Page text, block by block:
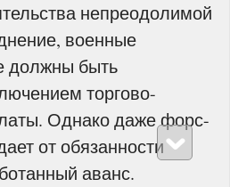
непреодолимой
военные
должны быть
торгово-
Однако даже форс-
от обязанности
аванс.